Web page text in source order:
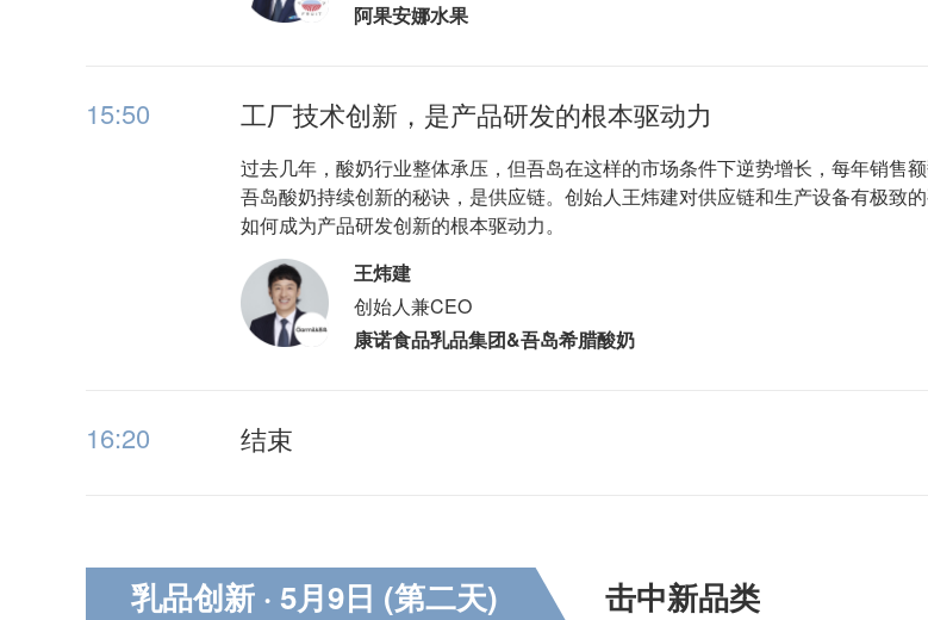
阿果安娜水果
15:50 工厂技术创新，是产品研发的根本驱动力
过去几年，酸奶行业整体承压，但吾岛在这样的市场条件下逆势增长，每年销售
吾岛酸奶持续创新的秘诀，是供应链。创始人王炜建对供应链和生产设备有极致
如何成为产品研发创新的根本驱动力。
王炜建
创始人兼CEO
康诺食品乳品集团&吾岛希腊酸奶
16:20 结束
乳品创新 · 5月9日 (第二天) 击中新品类